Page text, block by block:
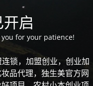
启
for your patience!
锁，加盟创业，创业加
品代理，独生美官方网